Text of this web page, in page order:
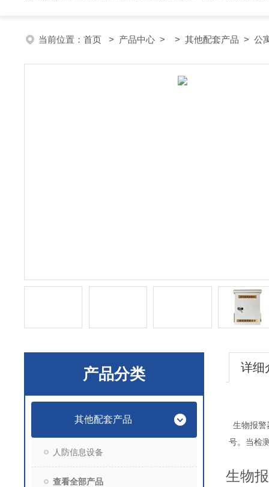
当前位置： 首页 > 产品中心 > > 其他配套产品 > 公
产品分类
其他配套产品
人防信息设备
查看全部产品
详细
生物报警
号。当检
生物